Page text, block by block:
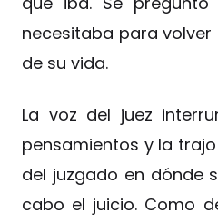
necesitaba para
de su vida.
La voz del juez
pensamientos y la
del juzgado en dónde
cabo el juicio. Como